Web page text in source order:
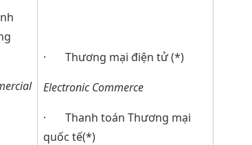
· Thương mại điện tử (*)
Electronic Commerce
· Thanh toán Thương mại
quốc tế(*)